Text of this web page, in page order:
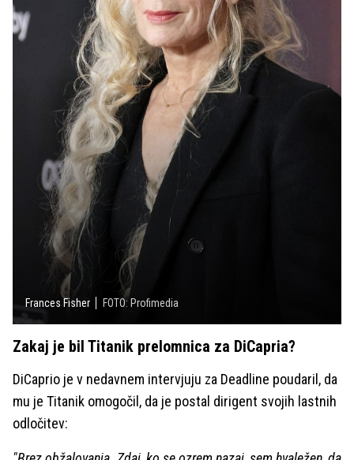
Frances Fisher FOTO: Profimedia
Zakaj je bil Titanik prelomnica za DiCapria?
DiCaprio je v nedavnem intervjuju za Deadline poudaril, da
mu je Titanik omogočil, da je postal dirigent svojih lastnih
odločitev: